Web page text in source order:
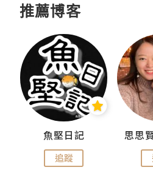
推薦博客
魚堅日記
追蹤